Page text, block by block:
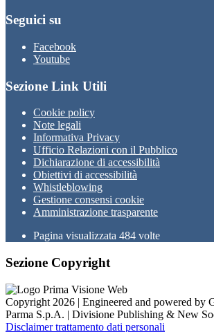
Seguici su
Facebook
Youtube
Sezione Link Utili
Cookie policy
Note legali
Informativa Privacy
Ufficio Relazioni con il Pubblico
Dichiarazione di accessibilità
Obiettivi di accessibilità
Whistleblowing
Gestione consensi cookie
Amministrazione trasparente
Pagina visualizzata 484 volte
Sezione Copyright
Copyright 2026 | Engineered and powered by
Parma S.p.A. | Divisione Publishing & New
Disclaimer trattamento dati personali